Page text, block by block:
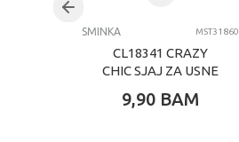
SMINKA MST31860
CL18341 CRAZY
CHIC SJAJ ZA USNE
9,90 BAM